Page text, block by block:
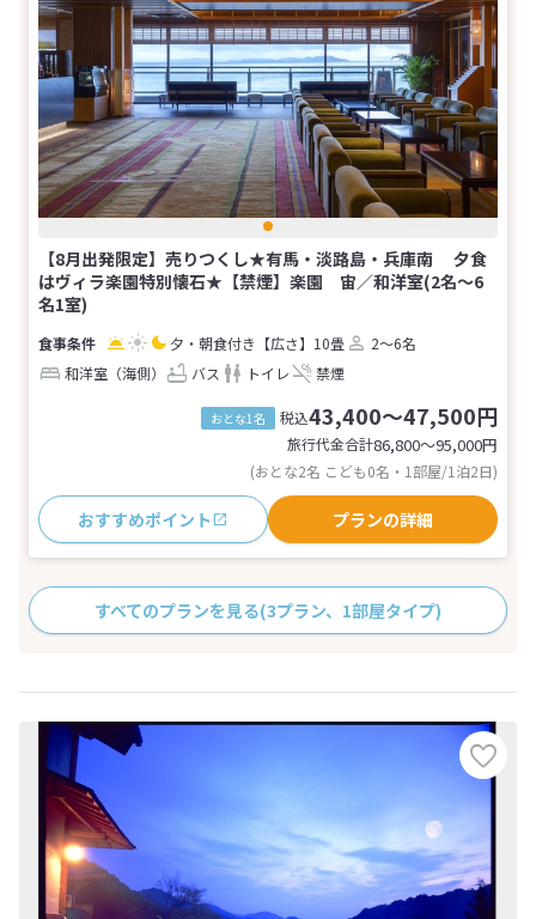
【8月出発限定】売りつくし★有馬・淡路島・兵庫南 夕食
はヴィラ楽園特別懐石★【禁煙】楽園 宙／和洋室(2名～6
名1室)
夕・朝食付き 【広さ】10畳
2～6名
和洋室（海側）
バス トイレ 禁煙
おとな1名 税込43,400～47,500円
旅行代金合計86,800〜95,000円
(おとな2名 こども0名・1部屋/1泊2日)
おすすめポイント プランの詳細
すべてのプランを見る(3プラン、1部屋タイプ)